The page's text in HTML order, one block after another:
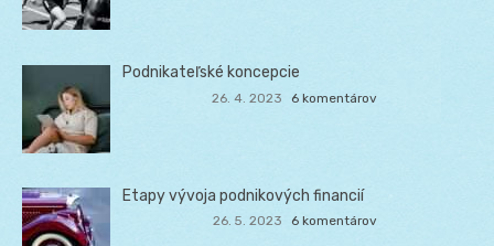
Podnikateľské koncepcie
26. 4. 2023 6 komentárov
Etapy vývoja podnikových financií
26. 5. 2023 6 komentárov